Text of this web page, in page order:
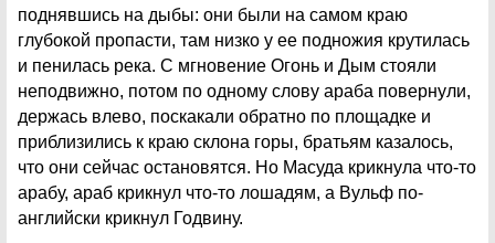
поднявшись на дыбы: они были на самом краю
глубокой пропасти, там низко у ее подножия крутилась
и пенилась река. С мгновение Огонь и Дым стояли
неподвижно, потом по одному слову араба повернули,
держась влево, поскакали обратно по площадке и
приблизились к краю склона горы, братьям казалось,
что они сейчас остановятся. Но Масуда крикнула что-то
арабу, араб крикнул что-то лошадям, а Вульф по-
английски крикнул Годвину.